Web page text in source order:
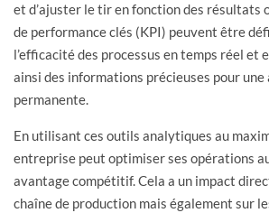
et d’ajuster le tir en fonction des résultats
de performance clés (KPI) peuvent être
l’efficacité des processus en temps réel et
ainsi des informations précieuses pour
permanente.
En utilisant ces outils analytiques au
entreprise peut optimiser ses opérations
avantage compétitif. Cela a un impact
chaîne de production mais également sur